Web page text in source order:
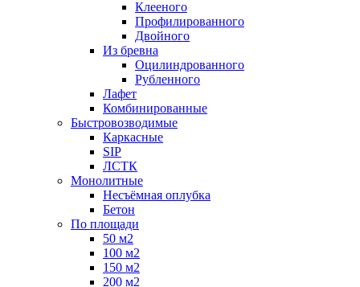
Клееного
Профилированного
Двойного
Из бревна
Оцилиндрованного
Рубленного
Лафет
Комбинированные
Быстровозводимые
Каркасные
SIP
ЛСТК
Монолитные
Несъёмная оплубка
Бетон
По площади
50 м2
100 м2
150 м2
200 м2